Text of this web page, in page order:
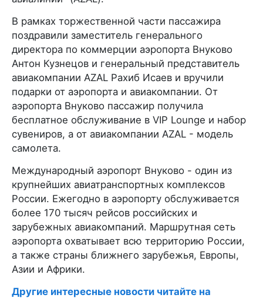
В рамках торжественной части пассажира
поздравили заместитель генерального
директора по коммерции аэропорта Внуково
Антон Кузнецов и генеральный представитель
авиакомпании AZAL Рахиб Исаев и вручили
подарки от аэропорта и авиакомпании. От
аэропорта Внуково пассажир получила
бесплатное обслуживание в VIP Lounge и набор
сувениров, а от авиакомпании AZAL - модель
самолета.
Международный аэропорт Внуково - один из
крупнейших авиатранспортных комплексов
России. Ежегодно в аэропорту обслуживается
более 170 тысяч рейсов российских и
зарубежных авиакомпаний. Маршрутная сеть
аэропорта охватывает всю территорию России,
а также страны ближнего зарубежья, Европы,
Азии и Африки.
Другие интересные новости читайте на